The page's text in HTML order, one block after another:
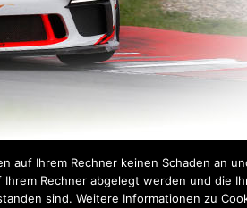
IMPRESSUM
für den Inhalt sieheImpressum
auf Ihrem Rechner keinen Schaden an
Rechner abgelegt werden und
sind. Weitere Informationen zu